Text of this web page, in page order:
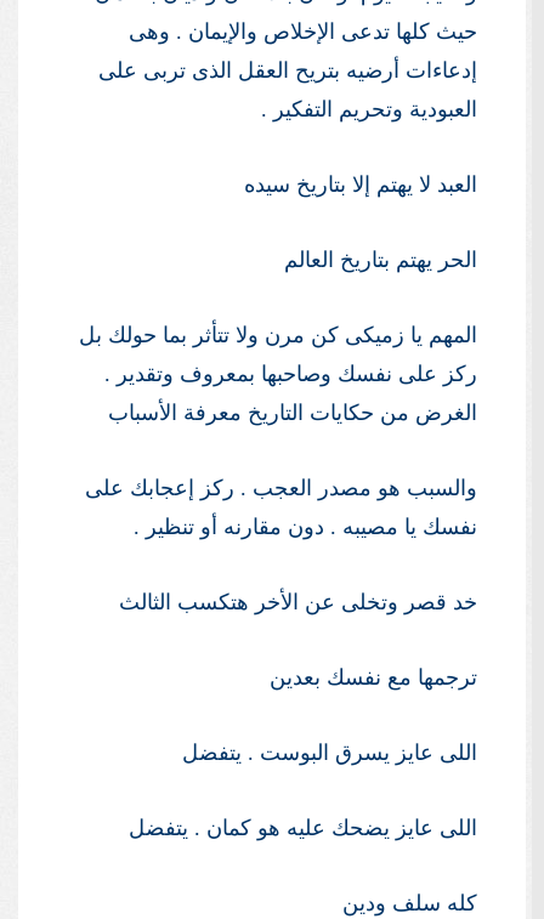
حيث كلها تدعى الإخلاص والإيمان . وهى
إدعاءات أرضيه بتريح العقل الذى تربى على
العبودية وتحريم التفكير .
العبد لا يهتم إلا بتاريخ سيده
الحر يهتم بتاريخ العالم
المهم يا زميكى كن مرن ولا تتأثر بما حولك بل
ركز على نفسك وصاحبها بمعروف وتقدير .
الغرض من حكايات التاريخ معرفة الأسباب
والسبب هو مصدر العجب . ركز إعجابك على
نفسك يا مصيبه . دون مقارنه أو تنظير .
خد قصر وتخلى عن الأخر هتكسب الثالث
ترجمها مع نفسك بعدين
اللى عايز يسرق البوست . يتفضل
اللى عايز يضحك عليه هو كمان . يتفضل
كله سلف ودين